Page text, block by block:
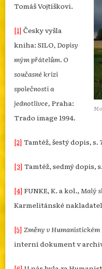
Tomáš Vojtíškovi.
[1] Česky vyšla
kniha: SILO, Dopisy
mým přátelům. O
současné krizi
společnosti a
jednotlivce, Praha:
Trado image 1994.
[2] Tamtéž, šestý dopis, s.
[3] Tamtéž, sedmý dopis,
[4] FUNKE, K. a kol., Malý
Karmelitánské
[5] Změny v
interní dokument v